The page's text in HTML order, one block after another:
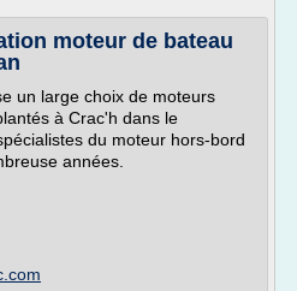
moteur de bateau
un large choix de moteurs
à Crac'h dans le
du moteur hors-bord
années.